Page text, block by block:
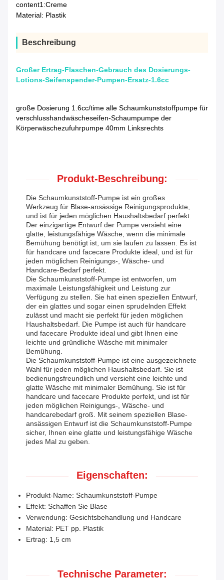
content1:Creme
Material: Plastik
Beschreibung
Großer Ertrag-Flaschen-Gebrauch des Dosierungs-
Lotions-Seifenspender-Pumpen-Ersatz-1.6cc
große Dosierung 1.6cc/time alle Schaumkunststoffpumpe für
verschlusshandwäscheseifen-Schaumpumpe der
Körperwäschezufuhrpumpe 40mm Linksrechts
Produkt-Beschreibung:
Die Schaumkunststoff-Pumpe ist ein großes
Werkzeug für Blase-ansässige Reinigungsprodukte,
und ist für jeden möglichen Haushaltsbedarf perfekt.
Der einzigartige Entwurf der Pumpe versieht eine
glatte, leistungsfähige Wäsche, wenn die minimale
Bemühung benötigt ist, um sie laufen zu lassen. Es ist
für handcare und facecare Produkte ideal, und ist für
jeden möglichen Reinigungs-, Wäsche- und
Handcare-Bedarf perfekt.
Die Schaumkunststoff-Pumpe ist entworfen, um
maximale Leistungsfähigkeit und Leistung zur
Verfügung zu stellen. Sie hat einen speziellen Entwurf,
der ein glattes und sogar einen sprudelnden Effekt
zulässt und macht sie perfekt für jeden möglichen
Haushaltsbedarf. Die Pumpe ist auch für handcare
und facecare Produkte ideal und gibt Ihnen eine
leichte und gründliche Wäsche mit minimaler
Bemühung.
Die Schaumkunststoff-Pumpe ist eine ausgezeichnete
Wahl für jeden möglichen Haushaltsbedarf. Sie ist
bedienungsfreundlich und versieht eine leichte und
glatte Wäsche mit minimaler Bemühung. Sie ist für
handcare und facecare Produkte perfekt, und ist für
jeden möglichen Reinigungs-, Wäsche- und
handcarebedarf groß. Mit seinem speziellen Blase-
ansässigen Entwurf ist die Schaumkunststoff-Pumpe
sicher, Ihnen eine glatte und leistungsfähige Wäsche
jedes Mal zu geben.
Eigenschaften:
Produkt-Name: Schaumkunststoff-Pumpe
Effekt: Schaffen Sie Blase
Verwendung: Gesichtsbehandlung und Handcare
Material: PET pp. Plastik
Ertrag: 1,5 cm
Technische Parameter: